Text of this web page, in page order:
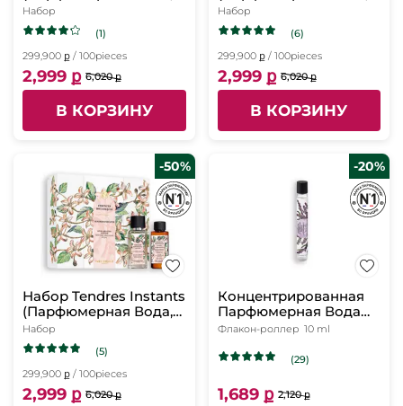
50 мл, Массажное
Масло для Тела, 50
мл)
Набор
(1)
299,900 ք / 100pieces
2,999 ք 6,020 ք
В КОРЗИНУ
50 мл, Массажное
Масло для Тела, 50
мл)
Набор
(6)
299,900 ք / 100pieces
2,999 ք 6,020 ք
В КОРЗИНУ
-50%
Набор Tendres Instants
(Парфюмерная Вода,
50 мл, Массажное
Масло для Тела, 50
мл)
Набор
(5)
299,900 ք / 100pieces
2,999 ք 6,020 ք
-20%
Концентрированная
Парфюмерная Вода
Calme Absolu, 10 мл
Флакон-роллер 10 ml
(29)
1,689 ք 2,120 ք